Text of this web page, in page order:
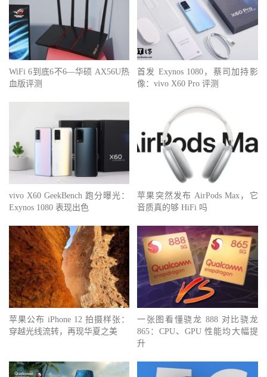
WiFi 6到底6不6—华硕 AX56U热
血版评测
首发 Exynos 1080，蔡司加持影
像：vivo X60 Pro 评测
vivo X60 GeekBench 跑分曝光：
Exynos 1080 表现出色
苹果突然发布 AirPods Max，它
音质真的够 HiFi 吗
苹果公布 iPhone 12 拍摄样张：
穿越光线流转，再现华夏之美
一张图看懂骁龙 888 对比骁龙
865：CPU、GPU 性能均大幅提
升